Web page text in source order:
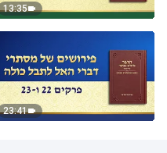
13:35
23:41